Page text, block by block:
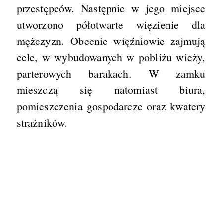
przestępców. Następnie w jego miejsce
utworzono półotwarte więzienie dla
mężczyzn. Obecnie więźniowie zajmują
cele, w wybudowanych w pobliżu wieży,
parterowych barakach. W zamku
mieszczą się natomiast biura,
pomieszczenia gospodarcze oraz kwatery
strażników.